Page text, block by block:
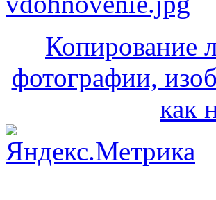
Копирование
фотографии,
как